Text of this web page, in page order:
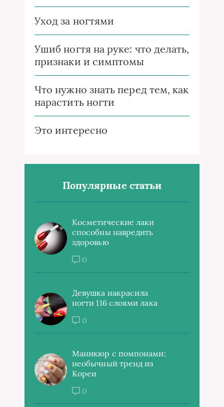
Уход за ногтями
Ушиб ногтя на руке: что делать,
признаки и симптомы
Что нужно знать перед тем, как
нарастить ногти
Это интересно
Популярные статьи
Косметические лаки
способны навредить
здоровью
0
Девушка накрасила
ногти 116 слоями лака
0
Маникюр с помпонами:
необычный тренд из
Кореи
0